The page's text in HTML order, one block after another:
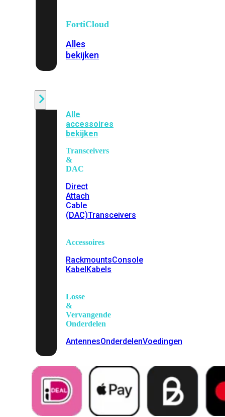
FortiCloud
Alles
bekijken
Alle
accessoires
bekijken
Transceivers
&
DAC
Direct
Attach
Cable
(DAC)Transceivers
Accessoires
RackmountsConsole
KabelKabels
Losse
&
Vervangende
Onderdelen
AntennesOnderdelenVoedingen